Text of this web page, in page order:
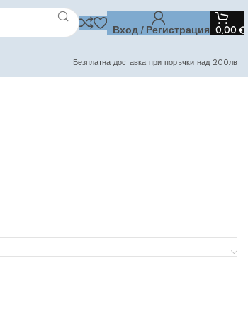
Вход / Регистрация 0,00 €
Безплатна доставка при поръчки над 200лв